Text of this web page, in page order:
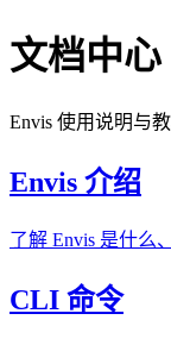
文档中心
Envis 使用说明与教
Envis 介绍
了解 Envis 是什么
CLI 命令